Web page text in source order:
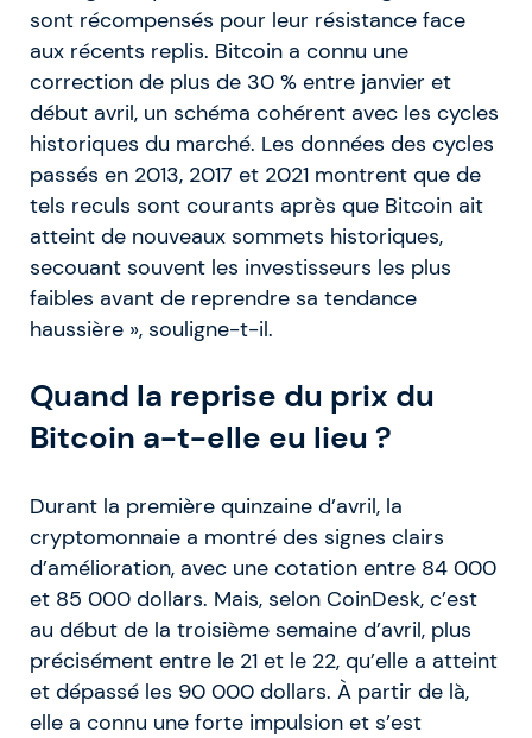
sont récompensés pour leur résistance face
aux récents replis. Bitcoin a connu une
correction de plus de 30 % entre janvier et
début avril, un schéma cohérent avec les cycles
historiques du marché. Les données des cycles
passés en 2013, 2017 et 2021 montrent que de
tels reculs sont courants après que Bitcoin ait
atteint de nouveaux sommets historiques,
secouant souvent les investisseurs les plus
faibles avant de reprendre sa tendance
haussière », souligne-t-il.
Quand la reprise du prix du
Bitcoin a-t-elle eu lieu ?
Durant la première quinzaine d’avril, la
cryptomonnaie a montré des signes clairs
d’amélioration, avec une cotation entre 84 000
et 85 000 dollars. Mais, selon CoinDesk, c’est
au début de la troisième semaine d’avril, plus
précisément entre le 21 et le 22, qu’elle a atteint
et dépassé les 90 000 dollars. À partir de là,
elle a connu une forte impulsion et s’est